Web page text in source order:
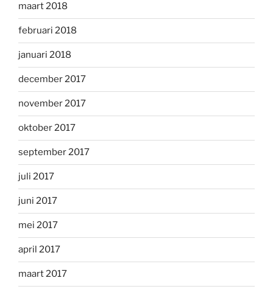
maart 2018
februari 2018
januari 2018
december 2017
november 2017
oktober 2017
september 2017
juli 2017
juni 2017
mei 2017
april 2017
maart 2017